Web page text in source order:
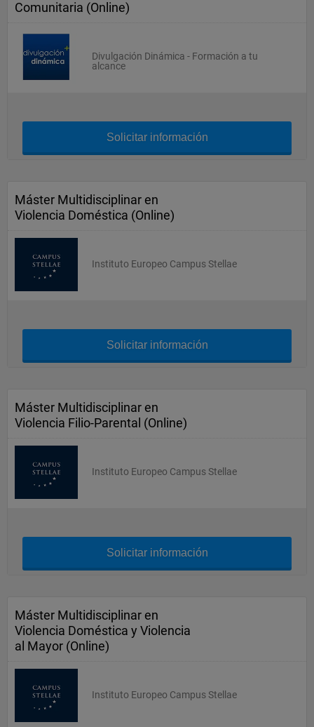
Comunitaria (Online)
Divulgación Dinámica - Formación a tu
alcance
Solicitar información
Máster Multidisciplinar en
Violencia Doméstica (Online)
Instituto Europeo Campus Stellae
Solicitar información
Máster Multidisciplinar en
Violencia Filio-Parental (Online)
Instituto Europeo Campus Stellae
Solicitar información
Máster Multidisciplinar en
Violencia Doméstica y Violencia
al Mayor (Online)
Instituto Europeo Campus Stellae